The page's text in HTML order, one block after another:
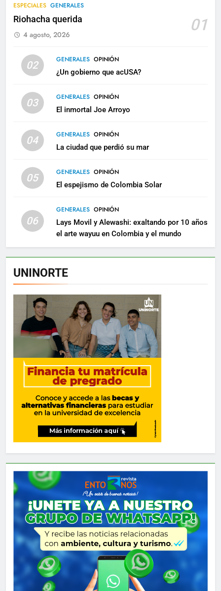
ESPECIALES GENERALES
Riohacha querida 01
4 agosto, 2026
02 GENERALES OPINIÓN
¿Un gobierno que acUSA?
03 GENERALES OPINIÓN
El inmortal Joe Arroyo
04 GENERALES OPINIÓN
La ciudad que perdió su mar
05 GENERALES OPINIÓN
El espejismo de Colombia Solar
06
GENERALES OPINIÓN
Lays Movil y Alewashi: exaltando por 10 años
el arte wayuu en Colombia y el mundo
UNINORTE